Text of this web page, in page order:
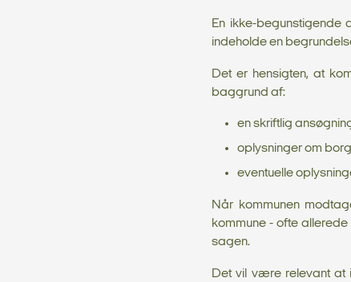
En ikke-
indeholde en
Det er hensigten, at
baggrund af:
en skriftlig
oplysninger om
eventuelle
Når kommunen
kommune - ofte
sagen.
Det vil være relevant at